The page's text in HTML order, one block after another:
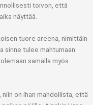
toivon, että
näyttää.
tuore areena, nimittäin
sinne tulee mahtumaan
samalla myös
on ihan mahdollista, että